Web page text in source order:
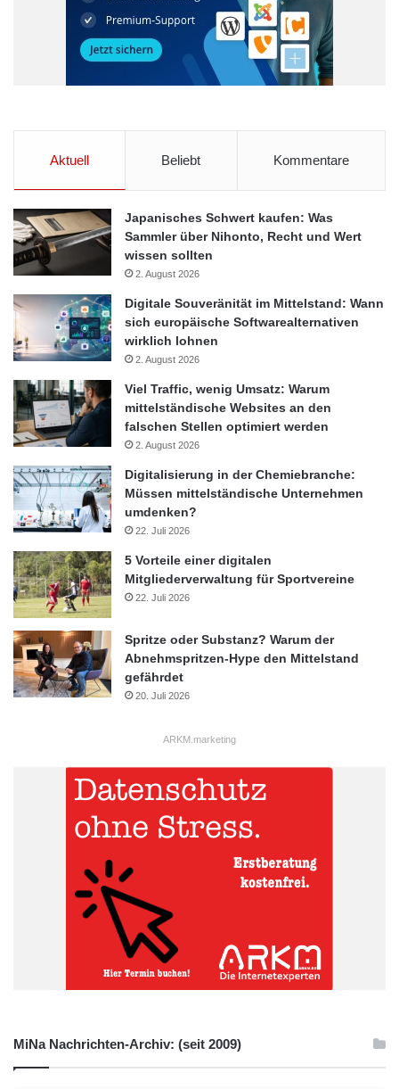
Aktuell Beliebt Kommentare
Japanisches Schwert kaufen: Was
Sammler über Nihonto, Recht und Wert
wissen sollten
2. August 2026
Digitale Souveränität im Mittelstand: Wann
sich europäische Softwarealternativen
wirklich lohnen
2. August 2026
Viel Traffic, wenig Umsatz: Warum
mittelständische Websites an den
falschen Stellen optimiert werden
2. August 2026
Digitalisierung in der Chemiebranche:
Müssen mittelständische Unternehmen
umdenken?
22. Juli 2026
5 Vorteile einer digitalen
Mitgliederverwaltung für Sportvereine
22. Juli 2026
Spritze oder Substanz? Warum der
Abnehmspritzen-Hype den Mittelstand
gefährdet
20. Juli 2026
ARKM.marketing
MiNa Nachrichten-Archiv: (seit 2009)